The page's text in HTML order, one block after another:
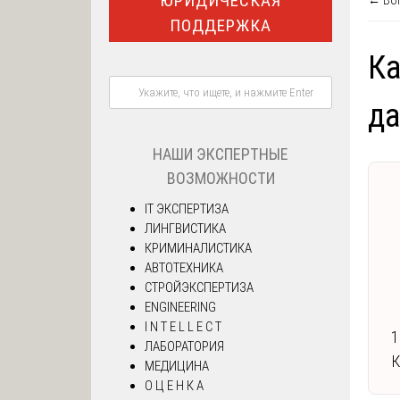
ПОДДЕРЖКА
НАШИ ЭКСПЕРТНЫЕ
ВОЗМОЖНОСТИ
IT ЭКСПЕРТИЗА
ЛИНГВИСТИКА
КРИМИНАЛИСТИКА
АВТОТЕХНИКА
СТРОЙЭКСПЕРТИЗА
ENGINEERING
I N T E L L E C T
ЛАБОРАТОРИЯ
МЕДИЦИНА
О Ц Е Н К А